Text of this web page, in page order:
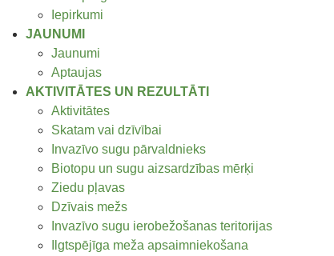
Iepirkumi
JAUNUMI
Jaunumi
Aptaujas
AKTIVITĀTES UN REZULTĀTI
Aktivitātes
Skatam vai dzīvībai
Invazīvo sugu pārvaldnieks
Biotopu un sugu aizsardzības mērķi
Ziedu pļavas
Dzīvais mežs
Invazīvo sugu ierobežošanas teritorijas
Ilgtspējīga meža apsaimniekošana